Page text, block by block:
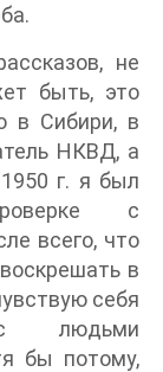
не
быть, это
в Сибири, в
НКВД, а
г. я был
с
всего, что
в
себя
с людьми
бы потому,